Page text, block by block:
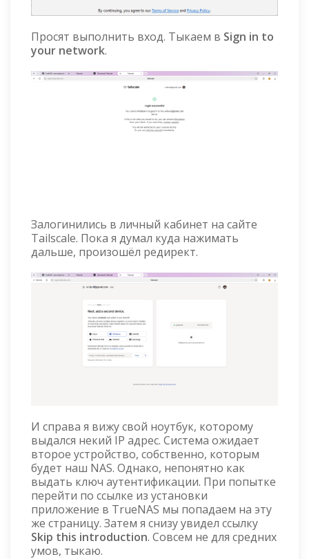
Просят выполнить вход. Тыкаем в Sign in to
your network.
Залогинились в личный кабинет на сайте
Tailscale. Пока я думал куда нажимать
дальше, произошёл редирект.
И справа я вижу свой ноутбук, которому
выдался некий IP адрес. Система ожидает
второе устройство, собственно, которым
будет наш NAS. Однако, непонятно как
выдать ключ аутентификации. При попытке
перейти по ссылке из установки
приложение в TrueNAS мы попадаем на эту
же страницу. Затем я снизу увидел ссылку
Skip this introduction. Совсем не для средних
умов, тыкаю.